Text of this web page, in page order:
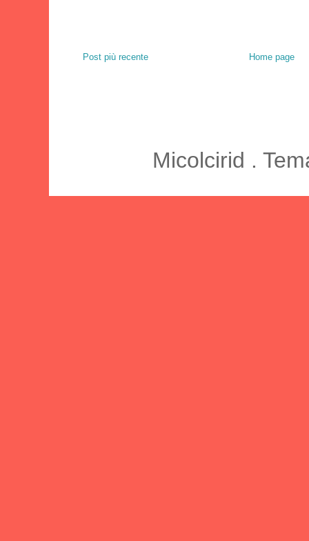
Post più recente Home page
Micolcirid .